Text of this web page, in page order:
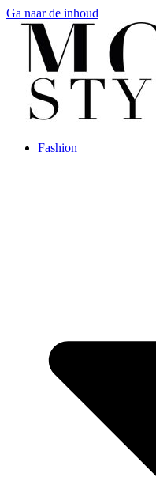
Ga naar de inhoud
Fashion